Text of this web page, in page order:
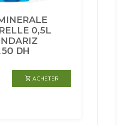
0,5L
DH
ACHETER